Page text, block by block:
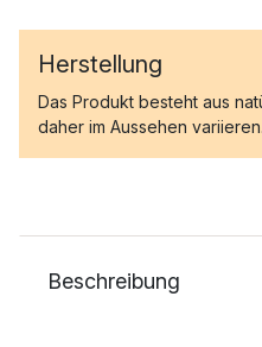
Herstellung
Das Produkt besteht aus
daher im Aussehen variieren.
Beschreibung